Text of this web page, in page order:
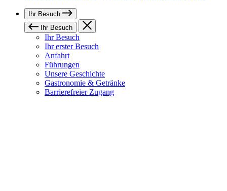
Ihr Besuch
Ihr Besuch
Ihr Besuch
Ihr erster Besuch
Anfahrt
Führungen
Unsere Geschichte
Gastronomie & Getränke
Barrierefreier Zugang